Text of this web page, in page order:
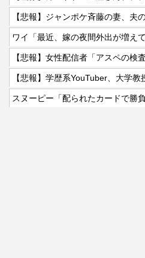
【悲報】ジャンポケ斉藤の妻、
【悲報】女性配信者「アスペの
スヌーピー「配られたカードで勝